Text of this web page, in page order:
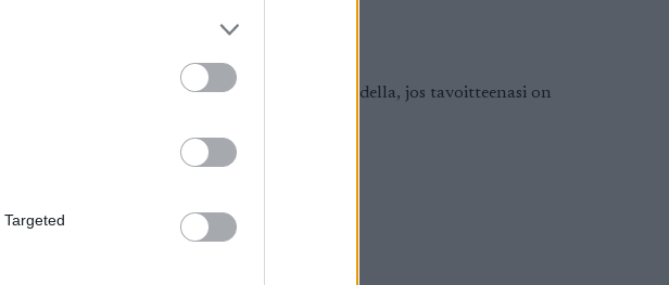
harjoitusohjelmaasi sekä kesä- että talvikaudella, jos tavoitteenasi on